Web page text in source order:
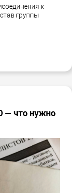
к
группы
— что нужно